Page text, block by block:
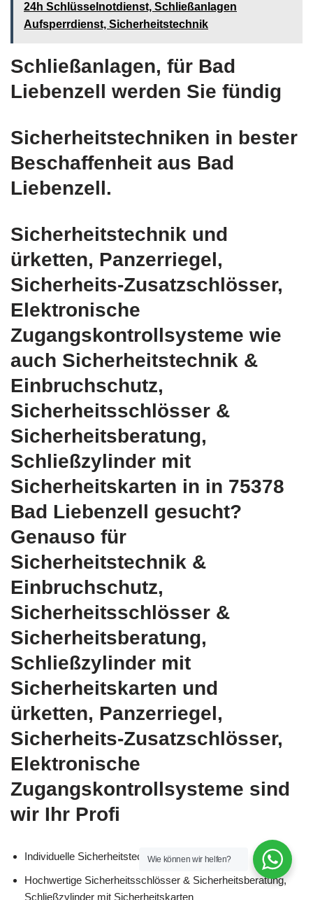
24h Schlüsselnotdienst, Schließanlagen
Aufsperrdienst, Sicherheitstechnik
Schließanlagen, für Bad
Liebenzell werden Sie fündig
Sicherheitstechniken in bester
Beschaffenheit aus Bad
Liebenzell.
Sicherheitstechnik und
ürketten, Panzerriegel,
Sicherheits-Zusatzschlösser,
Elektronische
Zugangskontrollsysteme wie
auch Sicherheitstechnik &
Einbruchschutz,
Sicherheitsschlösser &
Sicherheitsberatung,
Schließzylinder mit
Sicherheitskarten in in 75378
Bad Liebenzell gesucht?
Genauso für
Sicherheitstechnik &
Einbruchschutz,
Sicherheitsschlösser &
Sicherheitsberatung,
Schließzylinder mit
Sicherheitskarten und
ürketten, Panzerriegel,
Sicherheits-Zusatzschlösser,
Elektronische
Zugangskontrollsysteme sind
wir Ihr Profi
Individuelle Sicherheitstechnik & Einbruchschutz
Hochwertige Sicherheitsschlösser & Sicherheitsberatung,
Schließzylinder mit Sicherheitskarten
Wie können wir helfen?